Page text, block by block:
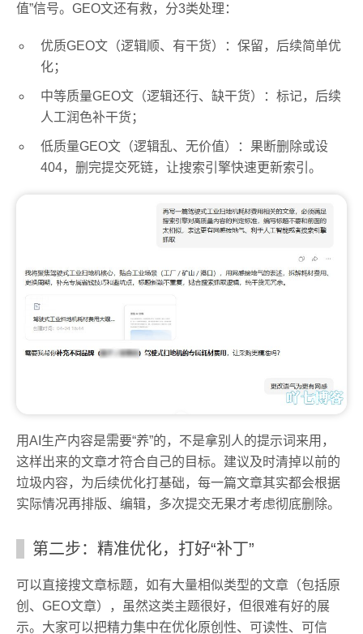
值”信号。GEO文还有救，分3类处理：
优质GEO文（逻辑顺、有干货）：保留，后续简单优
化；
中等质量GEO文（逻辑还行、缺干货）：标记，后续
人工润色补干货；
低质量GEO文（逻辑乱、无价值）：果断删除或设
404，删完提交死链，让搜索引擎快速更新索引。
用AI生产内容是需要“养”的，不是拿别人的提示词来用，
这样出来的文章才符合自己的目标。建议及时清掉以前的
垃圾内容，为后续优化打基础，每一篇文章其实都会根据
实际情况再排版、编辑，多次提交无果才考虑彻底删除。
第二步：精准优化，打好“补丁”
可以直接搜文章标题，如有大量相似类型的文章（包括原
创、GEO文章），虽然这类主题很好，但很难有好的展
示。大家可以把精力集中在优化原创性、可读性、可信